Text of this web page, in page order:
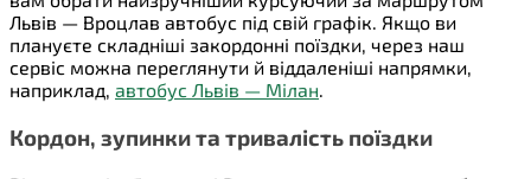
Львів — Вроцлав автобус під свій графік. Якщо ви
плануєте складніші закордонні поїздки, через наш
сервіс можна переглянути й віддаленіші напрямки,
наприклад, автобус Львів — Мілан.
Кордон, зупинки та тривалість поїздки